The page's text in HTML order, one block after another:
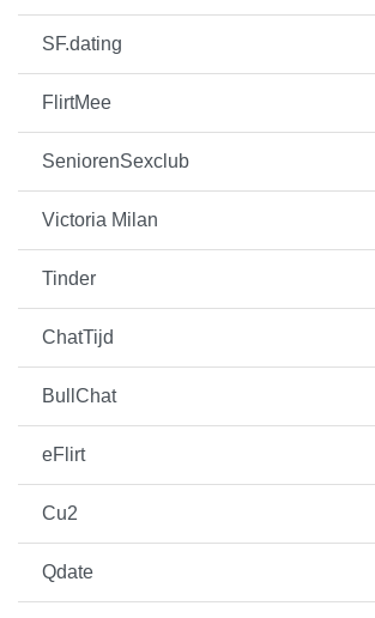
SF.dating
FlirtMee
SeniorenSexclub
Victoria Milan
Tinder
ChatTijd
BullChat
eFlirt
Cu2
Qdate